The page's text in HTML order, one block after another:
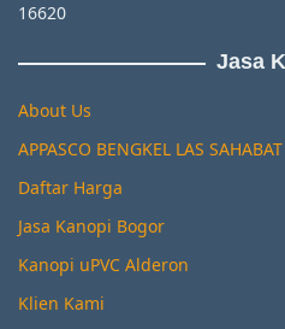
16620
Jasa
About Us
APPASCO BENGKEL LAS
Daftar Harga
Jasa Kanopi Bogor
Kanopi uPVC Alderon
Klien Kami